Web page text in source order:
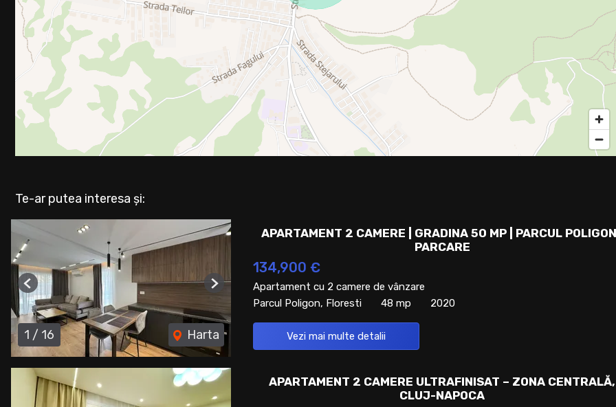
Te-ar putea interesa și:
1 / 16 Harta
Previous Next
APARTAMENT 2 CAMERE | GRADINA 50 MP | PARCUL
PARCARE
134,900 €
Apartament cu 2 camere de vânzare
Parcul Poligon, Floresti
48 mp 2020
Vezi mai multe detalii
APARTAMENT 2 CAMERE ULTRAFINISAT – ZONA CENTRALĂ,
CLUJ-NAPOCA